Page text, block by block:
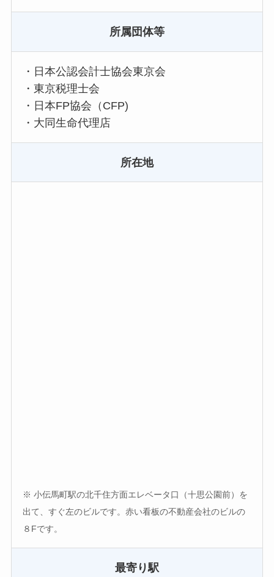
所属団体等
・日本公認会計士協会東京会
・東京税理士会
・日本FP協会（CFP)
・大同生命代理店
所在地
※ 小伝馬町駅の北千住方面エレベータ口（十思公園前）を
出て、すぐ左のビルです。 赤い看板の不動産会社のビルの
８Fです。
最寄り駅